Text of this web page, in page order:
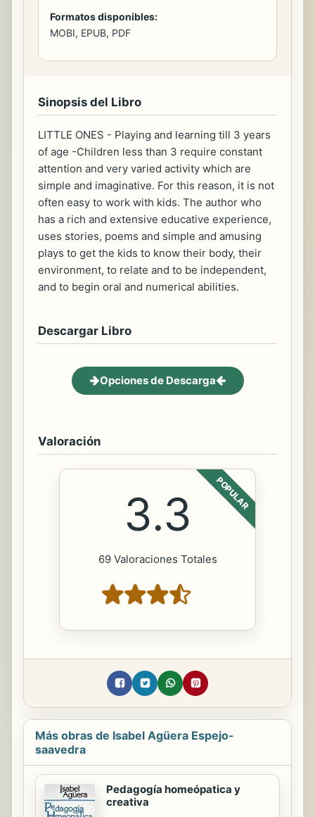
Formatos disponibles:
MOBI, EPUB, PDF
Sinopsis del Libro
LITTLE ONES - Playing and learning till 3 years
of age -Children less than 3 require constant
attention and very varied activity which are
simple and imaginative. For this reason, it is not
often easy to work with kids. The author who
has a rich and extensive educative experience,
uses stories, poems and simple and amusing
plays to get the kids to know their body, their
environment, to relate and to be independent,
and to begin oral and numerical abilities.
Descargar Libro
Opciones de Descarga
Valoración
POPULAR
3.3
69 Valoraciones Totales
Más obras de Isabel Agüera Espejo-
saavedra
Pedagogía homeópatica y
creativa